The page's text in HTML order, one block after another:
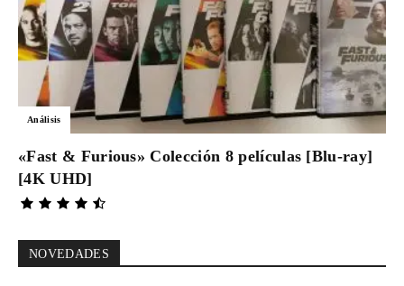
Análisis
«Fast & Furious» Colección 8 películas [Blu-ray]
[4K UHD]
NOVEDADES